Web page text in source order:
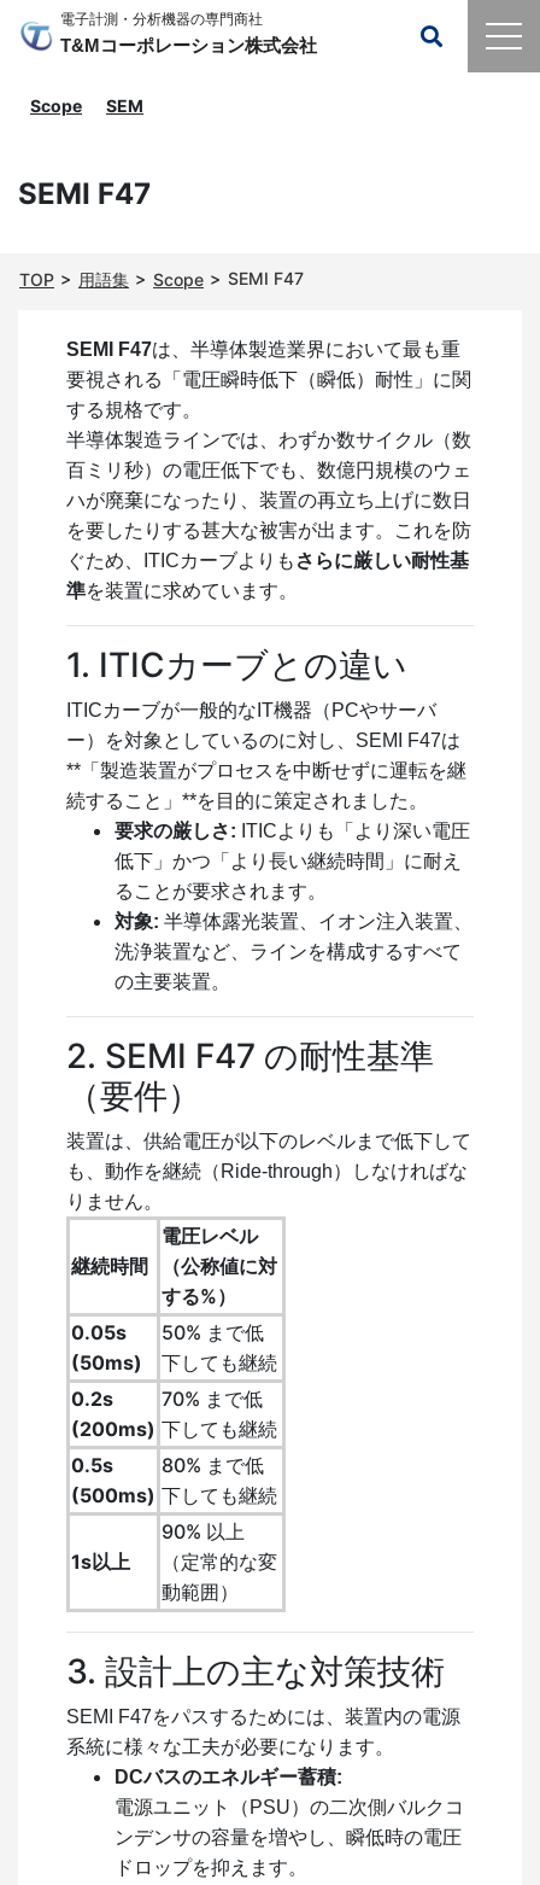
電子計測・分析機器の専門商社
T&Mコーポレーション株式会社
Scope SEM
SEMI F47
TOP 用語集 Scope SEMI F47
SEMI F47は、半導体製造業界において最も重
要視される「電圧瞬時低下（瞬低）耐性」に関
する規格です。
半導体製造ラインでは、わずか数サイクル（数
百ミリ秒）の電圧低下でも、数億円規模のウェ
ハが廃棄になったり、装置の再立ち上げに数日
を要したりする甚大な被害が出ます。これを防
ぐため、ITICカーブよりも さらに厳しい耐性基
準を装置に求めています。
1. ITICカーブとの違い
ITICカーブが一般的なIT機器（PCやサーバ
ー）を対象としているのに対し、SEMI F47は
**「製造装置がプロセスを中断せずに運転を継
続すること」**を目的に策定されました。
要求の厳しさ: ITICよりも「より深い電圧
低下」かつ「より長い継続時間」に耐え
ることが要求されます。
対象: 半導体露光装置、イオン注入装置、
洗浄装置など、ラインを構成するすべて
の主要装置。
2. SEMI F47 の耐性基準
（要件）
装置は、供給電圧が以下のレベルまで低下して
も、動作を継続（Ride-through）しなければな
りません。
継続時間
電圧レベル
（公称値に対
する%）
0.05s
(50ms)
50% まで低
下しても継続
0.2s
(200ms)
70% まで低
下しても継続
0.5s
(500ms)
80% まで低
下しても継続
1s以上
90% 以上
（定常的な変
動範囲）
3. 設計上の主な対策技術
SEMI F47をパスするためには、装置内の電源
系統に様々な工夫が必要になります。
DCバスのエネルギー蓄積:
電源ユニット（PSU）の二次側バルクコ
ンデンサの容量を増やし、瞬低時の電圧
ドロップを抑えます。